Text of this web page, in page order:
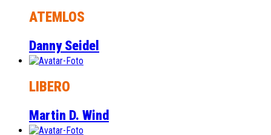
ATEMLOS
Danny Seidel
LIBERO
Martin D. Wind